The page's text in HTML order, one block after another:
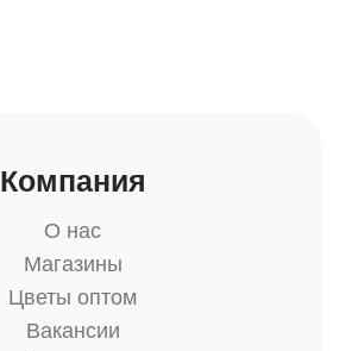
Компания
О нас
Магазины
Цветы оптом
Вакансии